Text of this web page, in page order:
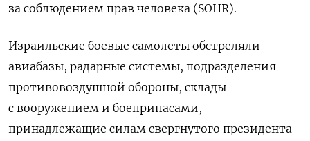
за соблюдением прав человека (SOHR).
Израильские боевые самолеты обстреляли
авиабазы, радарные системы, подразделения
противовоздушной обороны, склады
с вооружением и боеприпасами,
принадлежащие силам свергнутого президента